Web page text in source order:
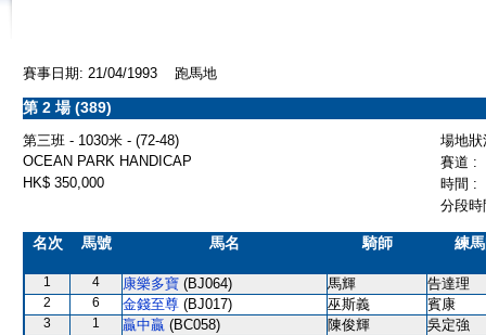
賽事日期: 21/04/1993 跑馬地
第 2 場 (389)
第三班 - 1030米 - (72-48)
場地
OCEAN PARK HANDICAP
賽道 :
HK$ 350,000
時間 :
分段
名次 馬號 馬名 騎師 練
1 4 康樂多寶 (BJ064) 馬輝 告達理
2 6 金錢至尊 (BJ017) 巫斯義 賓康
3 1 贏中贏 (BC058) 陳俊輝 吳定強